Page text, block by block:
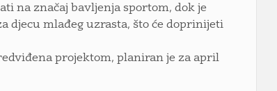
na značaj bavljenja sportom, dok je
djecu mlađeg uzrasta, što će doprinijeti
projektom, planiran je za april